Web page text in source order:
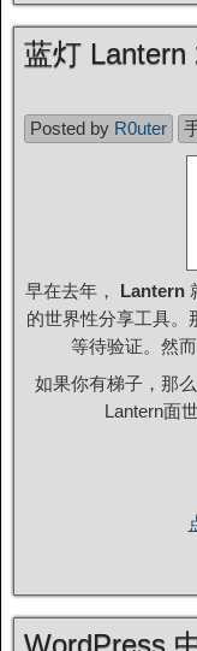
蓝灯 Lantern
Posted by R0uter
早在去年， Lantern
的世界性分享工具。
等待验证。然
如果你有梯子，那
Lantern面
WordPress